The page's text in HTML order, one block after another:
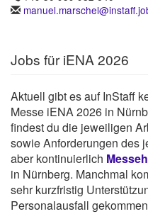
Jobs für iENA 2026
Aktuell gibt es auf InStaff
Messe iENA 2026 in
findest du die jeweiligen
sowie Anforderungen des
aber kontinuierlich
in Nürnberg. Manchmal
sehr kurzfristig
Personalausfall